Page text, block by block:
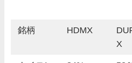
銘柄 HDMX
X